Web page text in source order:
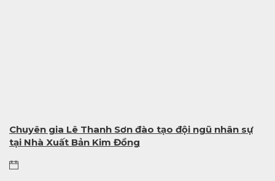
Chuyên gia Lê Thanh Sơn đào tạo đội ngũ nhân sự
tại Nhà Xuất Bản Kim Đồng